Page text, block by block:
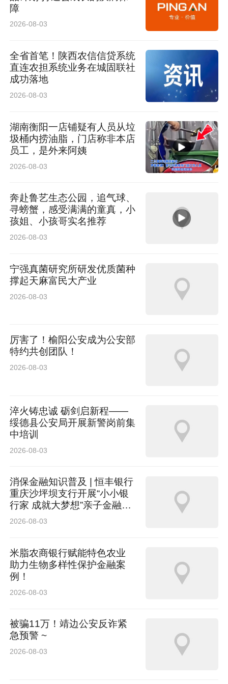
障
2026-08-03
全省首笔！陕西农信信贷系统
直连农担系统业务在城固联社
成功落地
2026-08-03
湖南衡阳一店铺疑有人员从垃
圾桶内捞油脂，门店称非本店
员工，是外来阿姨
2026-08-03
奔赴鲁艺生态公园，追气球、
寻螃蟹，感受满满的童真，小
孩姐、小孩哥实名推荐
2026-08-03
宁强真菌研究所研发优质菌种
撑起天麻富民大产业
2026-08-03
厉害了！榆阳公安成为公安部
特约共创团队！
2026-08-03
淬火铸忠诚 砺剑启新程——
绥德县公安局开展新警岗前集
中培训
2026-08-03
消保金融知识普及 | 恒丰银行
重庆沙坪坝支行开展“小小银
行家 成就大梦想”亲子金融体
验活动
2026-08-03
米脂农商银行赋能特色农业
助力生物多样性保护金融案
例！
2026-08-03
被骗11万！靖边公安反诈紧
急预警 ~
2026-08-03